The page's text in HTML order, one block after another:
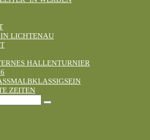
LICHTENAU
HALLENTURNIER
ZEITEN